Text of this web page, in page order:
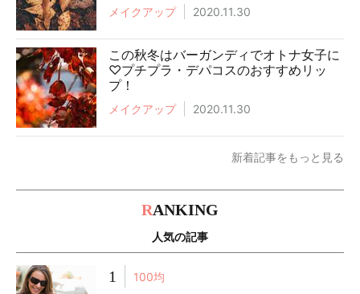
メイクアップ 2020.11.30
この秋冬はバーガンディでオトナ女子に
♡プチプラ・デパコスのおすすめリッ
プ！
メイクアップ 2020.11.30
新着記事をもっと見る
RANKING
人気の記事
1 100均